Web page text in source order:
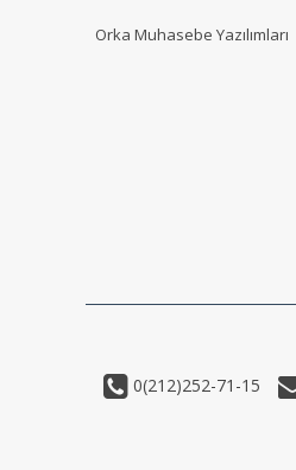
Orka Muhasebe Yazılımları
0(212)252-71-15